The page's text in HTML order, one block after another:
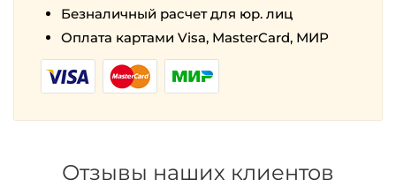
Безналичный расчет для юр. лиц
Оплата картами Visa, MasterCard, МИР
Отзывы наших клиентов